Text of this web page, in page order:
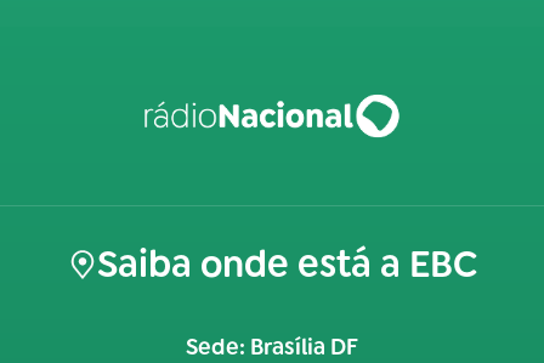
Saiba onde está a EBC
Sede: Brasília DF